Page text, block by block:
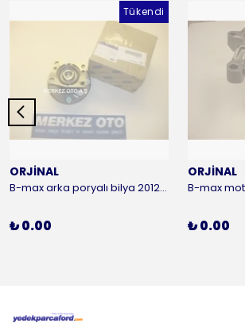
Tükendi
ORJİNAL
B-max arka poryalı bilya 2012-2016 ORJİNAL
₺ 0.00
ORJİNAL
₺ 0.00